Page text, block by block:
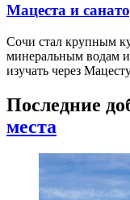
Мацеста и
Сочи стал крупным
минеральным водам
изучать через
Последние
места